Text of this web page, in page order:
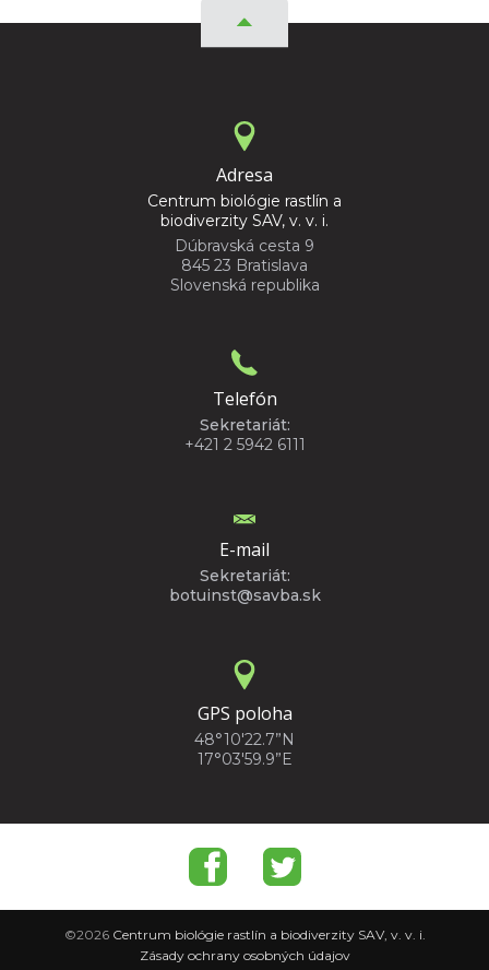
Adresa
Centrum biológie rastlín a
biodiverzity SAV, v. v. i.
Dúbravská cesta 9
845 23 Bratislava
Slovenská republika
Telefón
Sekretariát:
+421 2 5942 6111
E-mail
Sekretariát:
botuinst@savba.sk
GPS poloha
48°10'22.7”N
17°03'59.9”E
©2026Centrum biológie rastlín a biodiverzity SAV, v. v. i.
Zásady ochrany osobných údajov